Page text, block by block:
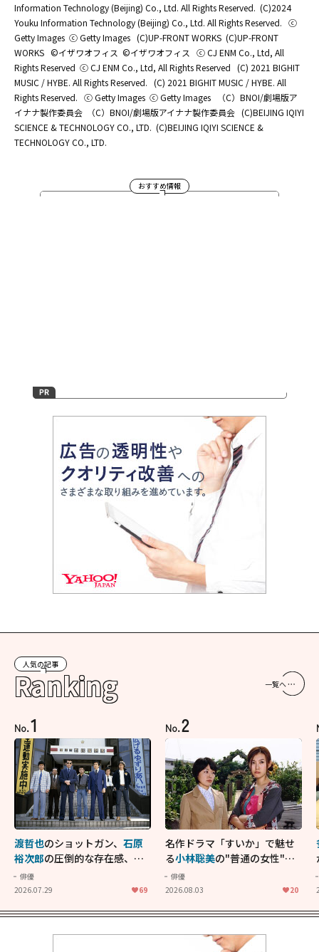
Information Technology (Beijing) Co., Ltd. All Rights Reserved. (C)2024
Youku Information Technology (Beijing) Co., Ltd. All Rights Reserved. ⓒ
Getty Images ⓒ Getty Images (C)UP-FRONT WORKS (C)UP-FRONT
WORKS ©イザワオフィス ©イザワオフィス
ⓒ CJ ENM Co., Ltd, All
Rights Reserved ⓒ CJ ENM Co., Ltd, All Rights Reserved (C) 2021 BIGHIT
MUSIC / HYBE. All Rights Reserved. (C) 2021 BIGHIT MUSIC / HYBE. All
Rights Reserved. ⓒ Getty Images ⓒ Getty Images
（C）BNOI/劇場版ア
イナナ製作委員会
（C）BNOI/劇場版アイナナ製作委員会 (C)BEIJING IQIYI
SCIENCE & TECHNOLOGY CO., LTD. (C)BEIJING IQIYI SCIENCE &
TECHNOLOGY CO., LTD.
おすすめ情報
人気の記事
Ranking 一覧へ
No.1
渡哲也のショットガン、 石原
裕次郎の圧倒的な存在感、 舘
ひろし
ン！"大門軍団"のカッコよさ
II」
俳優
2026.07.29
69
No.2
名作ドラマ「すいか」で魅せ
る小林聡美の"普通の女性"が
大人に刺さる...映画「かもめ
食堂」にも通じる静かな芝居
俳優
2026.08.03
20